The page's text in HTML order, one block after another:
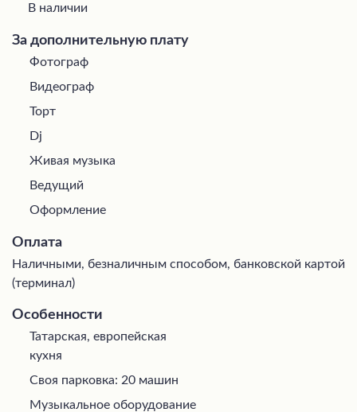
В наличии
За дополнительную плату
Фотограф
Видеограф
Торт
Dj
Живая музыка
Ведущий
Оформление
Оплата
Наличными, безналичным способом, банковской картой
(терминал)
Особенности
Татарская, европейская
кухня
Своя парковка: 20 машин
Музыкальное оборудование